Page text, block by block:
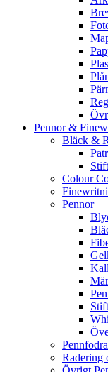
Pennor &
Bläck &
Stift
Colour
Pennor
Radering